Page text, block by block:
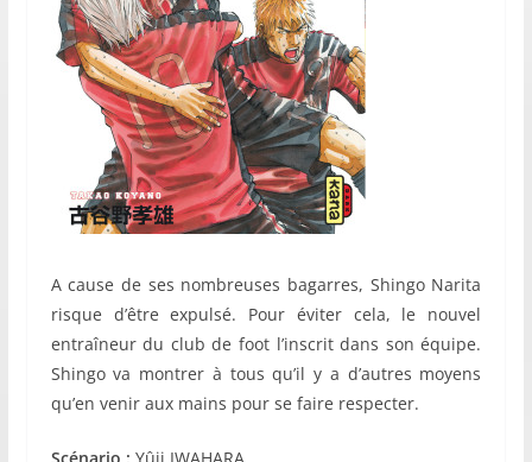
A cause de ses nombreuses bagarres, Shingo Narita
risque d’être expulsé. Pour éviter cela, le nouvel
entraîneur du club de foot l’inscrit dans son équipe.
Shingo va montrer à tous qu’il y a d’autres moyens
qu’en venir aux mains pour se faire respecter.